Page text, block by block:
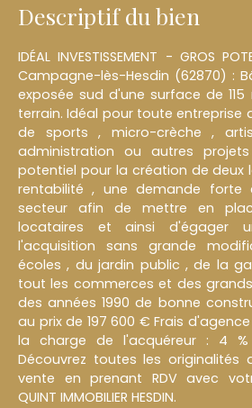
Descriptif du bien
IDÉAL INVESTISSEMENT - GROS
Campagne-lès-Hesdin (62870) :
exposée sud d'une surface de
terrain. Idéal pour toute entreprise
de sports , micro-crèche ,
administration ou autres
potentiel pour la création de deux
rentabilité , une demande forte
secteur afin de mettre en
locataires et ainsi d'égager
l'acquisition sans grande
écoles , du jardin public , de la
tout les commerces et des
des années 1990 de bonne
au prix de 197 600 € Frais
la charge de l'acquéreur : 4
Découvrez toutes les
vente en prenant RDV avec
QUINT IMMOBILIER HESDIN.